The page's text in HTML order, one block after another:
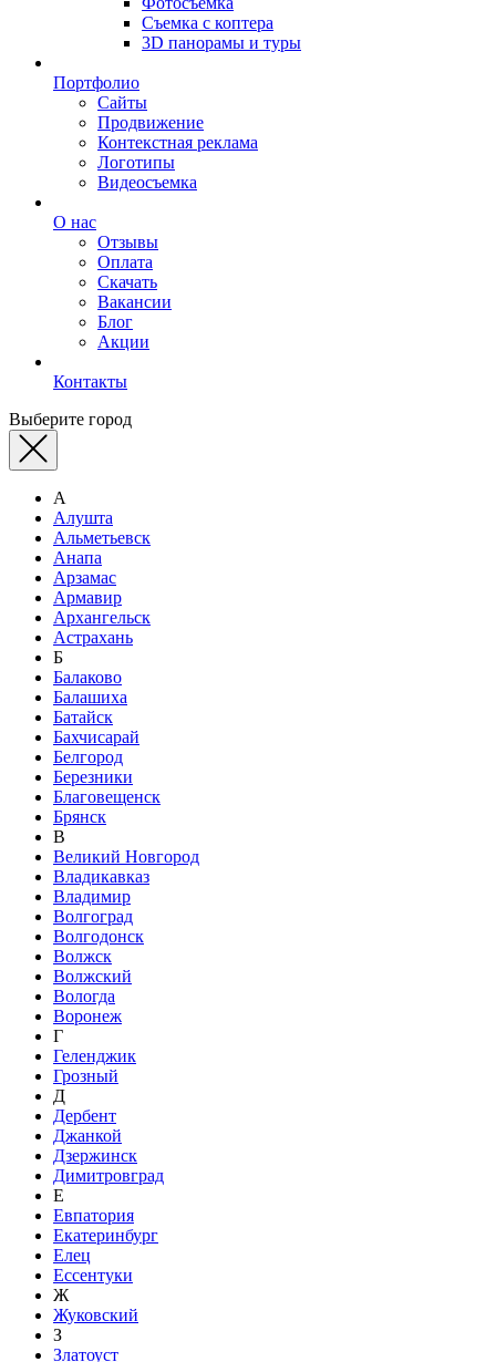
Съемка с коптера
3D панорамы и туры
Портфолио
Сайты
Продвижение
Контекстная реклама
Логотипы
Видеосъемка
О нас
Отзывы
Оплата
Скачать
Вакансии
Блог
Акции
Контакты
Выберите город
А
Алушта
Альметьевск
Анапа
Арзамас
Армавир
Архангельск
Астрахань
Б
Балаково
Балашиха
Батайск
Бахчисарай
Белгород
Березники
Благовещенск
Брянск
В
Великий Новгород
Владикавказ
Владимир
Волгоград
Волгодонск
Волжск
Волжский
Вологда
Воронеж
Г
Геленджик
Грозный
Д
Дербент
Джанкой
Дзержинск
Димитровград
Е
Евпатория
Екатеринбург
Елец
Ессентуки
Ж
Жуковский
З
Златоуст